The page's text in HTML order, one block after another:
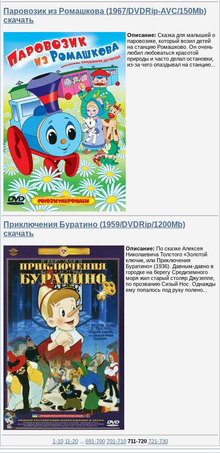
Паровозик из Ромашкова (1967/DVDRip-AVC/150Mb)
скачать
Описание: Сказка для малышей о
паровозике, который возил детей
на станцию Ромашково. Он очень
любил любоваться красотой
природы и часто делал остановки,
из-за чего опаздывал на станцию...
Приключения Буратино (1959/DVDRip/1200Mb)
скачать
Описание: По сказке Алексея
Николаевича Толстого «Золотой
ключик, или Приключения
Буратино» (1936). Давным-давно в
городке на берегу Средиземного
моря жил старый столяр Джузеппе,
по прозванию Сизый Нос. Однажды
ему попалось под руку полено...
1-10 11-20 691-700 701-710 711-720 721-730